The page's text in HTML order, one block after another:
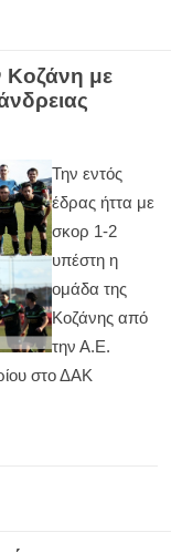
Κοζάνη με
Την εντός
έδρας ήττα με
σκορ 1-2
υπέστη η
ομάδα της
Κοζάνης από
την Α.Ε.
στο ΔΑΚ